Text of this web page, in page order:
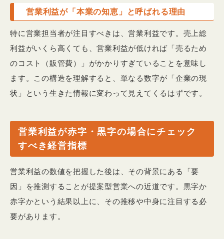
営業利益が「本業の知恵」と呼ばれる理由
特に営業担当者が注目すべきは、営業利益です。売上総
利益がいくら高くても、営業利益が低ければ「売るため
のコスト（販管費）」がかかりすぎていることを意味し
ます。この構造を理解すると、単なる数字が「企業の現
状」という生きた情報に変わって見えてくるはずです。
営業利益が赤字・黒字の場合にチェック
すべき経営指標
営業利益の数値を把握した後は、その背景にある「要
因」を推測することが提案型営業への近道です。黒字か
赤字かという結果以上に、その推移や中身に注目する必
要があります。